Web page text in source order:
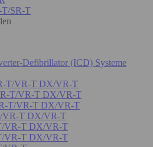
T/SR-T
Defibrillator (ICD) Systeme
T/VR-T DX/VR-T
T/VR-T DX/VR-T
T/VR-T DX/VR-T
VR-T DX/VR-T
VR-T DX/VR-T
VR-T DX/VR-T